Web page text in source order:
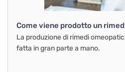
Come viene prodotto un
La produzione di rimedi
fatta in gran parte a mano.